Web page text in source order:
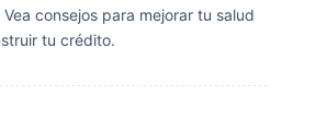
consejos para mejorar tu salud
tu crédito.